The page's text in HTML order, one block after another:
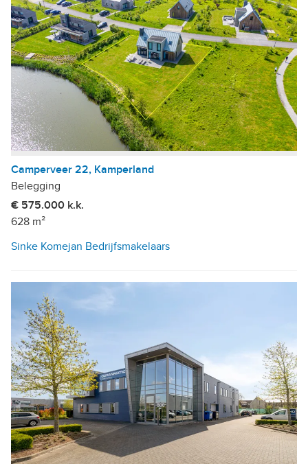
Camperveer 22, Kamperland
Belegging
€ 575.000 k.k.
628 m²
Sinke Komejan Bedrijfsmakelaars